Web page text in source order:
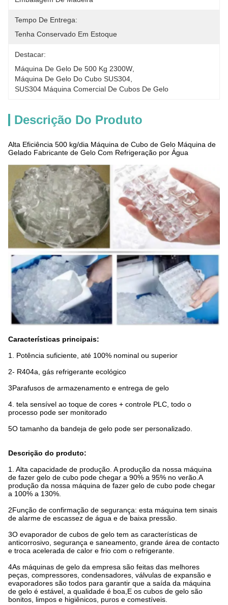
Tempo De Entrega:
Tenha Conservado Em Estoque
Destacar:
Máquina De Gelo De 500 Kg 2300W
Máquina De Gelo Do Cubo SUS304
SUS304 Máquina Comercial De Cubos De Gelo
Descrição Do Produto
Alta Eficiência 500 kg/dia Máquina de Cubo de Gelo Máquina de
Gelado Fabricante de Gelo Com Refrigeração por Água
Características principais:
1. Potência suficiente, até 100% nominal ou superior
2- R404a, gás refrigerante ecológico
3Parafusos de armazenamento e entrega de gelo
4. tela sensível ao toque de cores + controle PLC, todo o
processo pode ser monitorado
5O tamanho da bandeja de gelo pode ser personalizado.
Descrição do produto:
1. Alta capacidade de produção. A produção da nossa máquina
de fazer gelo de cubo pode chegar a 90% a 95% no verão.A
produção da nossa máquina de fazer gelo de cubo pode chegar
a 100% a 130%.
2Função de confirmação de segurança: esta máquina tem sinais
de alarme de escassez de água e de baixa pressão.
3O evaporador de cubos de gelo tem as características de
anticorrosivo, segurança e saneamento, grande área de contacto
e troca acelerada de calor e frio com o refrigerante.
4As máquinas de gelo da empresa são feitas das melhores
peças, compressores, condensadores, válvulas de expansão e
evaporadores são todos para garantir que a saída da máquina
de gelo é estável, a qualidade é boa,E os cubos de gelo são
bonitos, limpos e higiênicos, puros e comestíveis.